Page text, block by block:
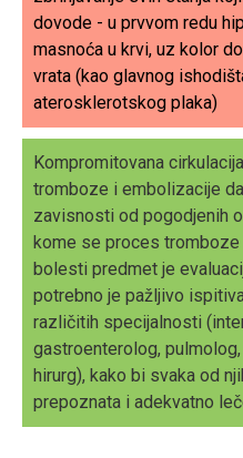
dovode - u prvvom redu
masnoća u krvi, uz kolor
vrata (kao glavnog
aterosklerotskog plaka)
Kompromitovana
tromboze i embolizacije
zavisnosti od pogodjenih
kome se proces
bolesti predmet je
potrebno je pažljivo
različitih specijalnosti
gastroenterolog,
hirurg), kako bi svaka od
prepoznata i adekvatno